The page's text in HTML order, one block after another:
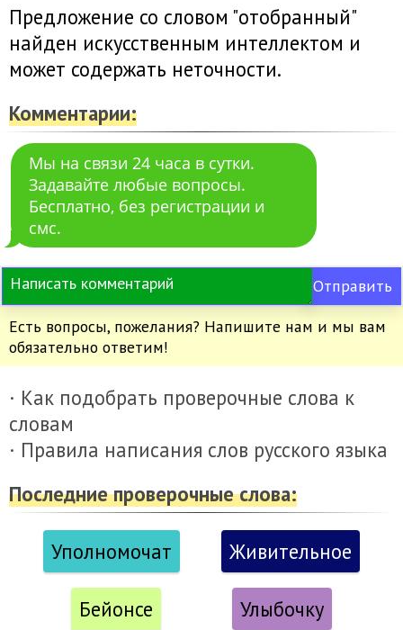
Предложение со словом "отобранный"
найден искусственным интеллектом и
может содержать неточности.
Комментарии:
Мы на связи 24 часа в сутки.
Задавайте любые вопросы.
Бесплатно, без регистрации и
смс.
Отправить
Есть вопросы, пожелания? Напишите нам и мы вам
обязательно ответим!
· Как подобрать проверочные слова к
словам
· Правила написания слов русского языка
Последние проверочные слова:
Уполномочат Живительное
Бейонсе Улыбочку